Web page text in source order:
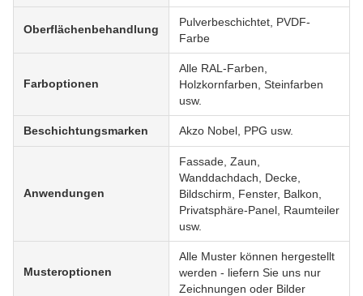
Oberflächenbehandlung
Pulverbeschichtet, PVDF-
Farbe
Farboptionen
Alle RAL-Farben,
Holzkornfarben, Steinfarben
usw.
Beschichtungsmarken Akzo Nobel, PPG usw.
Anwendungen
Fassade, Zaun,
Wanddachdach, Decke,
Bildschirm, Fenster, Balkon,
Privatsphäre-Panel, Raumteiler
usw.
Musteroptionen
Alle Muster können hergestellt
werden - liefern Sie uns nur
Zeichnungen oder Bilder